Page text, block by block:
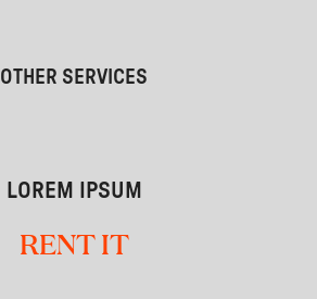
OTHER SERVICES
LOREM IPSUM
RENT IT